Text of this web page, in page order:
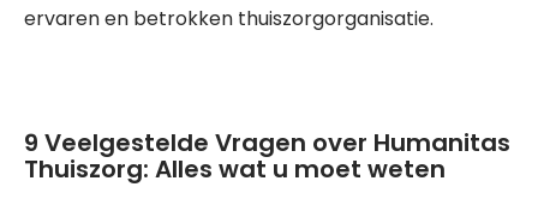
ervaren en betrokken thuiszorgorganisatie.
9 Veelgestelde Vragen over Humanitas
Thuiszorg: Alles wat u moet weten